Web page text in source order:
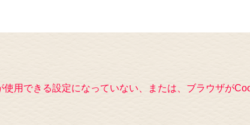
用できる設定になっていない、または、ブラウザが